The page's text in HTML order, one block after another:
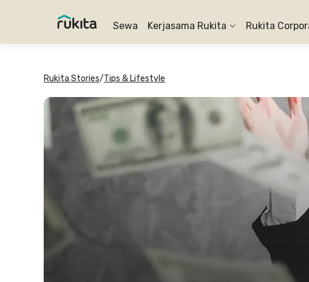
Sewa Kerjasama Rukita Rukita
Rukita Stories/Tips & Lifestyle